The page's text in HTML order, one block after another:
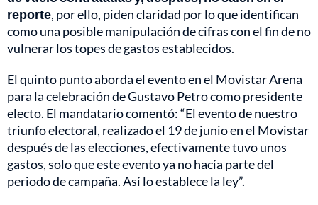
reporte, por ello, piden claridad por lo que identifican
como una posible manipulación de cifras con el fin de no
vulnerar los topes de gastos establecidos.
El quinto punto aborda el evento en el Movistar Arena
para la celebración de Gustavo Petro como presidente
electo. El mandatario comentó: “El evento de nuestro
triunfo electoral, realizado el 19 de junio en el Movistar
después de las elecciones, efectivamente tuvo unos
gastos, solo que este evento ya no hacía parte del
periodo de campaña. Así lo establece la ley”.